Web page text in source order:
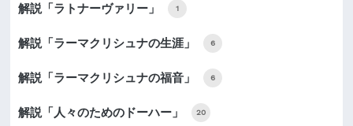
解説「ラトナーヴァリー」 1
解説「ラーマクリシュナの生涯」 6
解説「ラーマクリシュナの福音」 6
解説「人々のためのドーハー」 20